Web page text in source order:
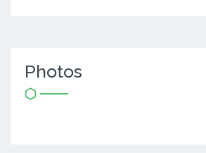
Photos